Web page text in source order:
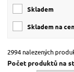
skladem
skladem na
2994 nalezených
Počet produktů na